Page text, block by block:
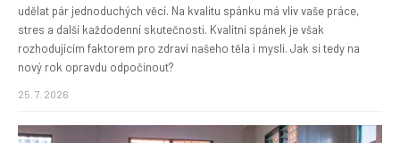
udělat pár jednoduchých věcí. Na kvalitu spánku má vliv vaše práce,
stres a další každodenní skutečnosti. Kvalitní spánek je však
rozhodujícím faktorem pro zdraví našeho těla i mysli. Jak si tedy na
nový rok opravdu odpočinout?
25. 7. 2026